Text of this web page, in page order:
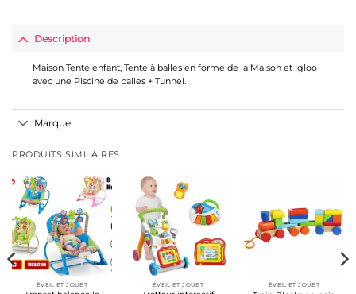
Description
Maison Tente enfant, Tente à balles en forme de la Maison et Igloo
avec une Piscine de balles + Tunnel.
Marque
PRODUITS SIMILAIRES
ÉVEIL ET JOUET ÉVEIL ET JOUET ÉVEIL ET JOUET